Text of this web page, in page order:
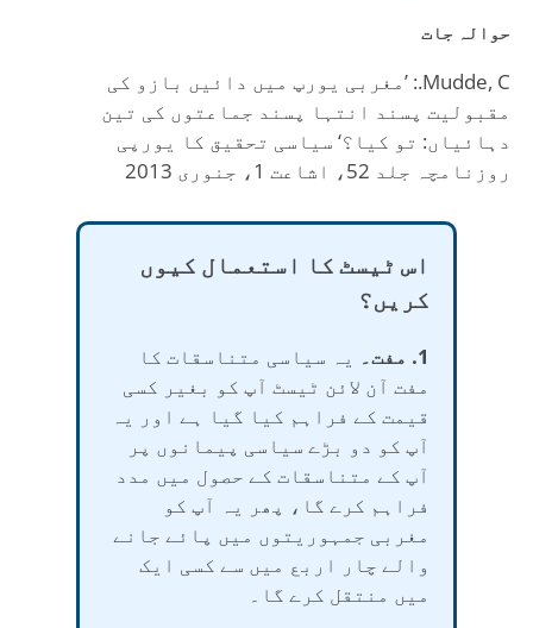
حوالہ جات
Mudde, C.: ’مغربی یورپ میں دائیں بازو کی
مقبولیت پسند انتہا پسند جماعتوں کی تین
دہائیاں: تو کیا؟‘ سیاسی تحقیق کا یورپی
روزنامچہ جلد 52، اشاعت 1، جنوری 2013
اس ٹیسٹ کا استعمال کیوں
کریں؟
1. مفت۔
یہ سیاسی متناسقات کا
مفت آن لائن ٹیسٹ آپ کو بغیر کسی
قیمت کے فراہم کیا گیا ہے اور یہ
آپ کو دو بڑے سیاسی پیمانوں پر
آپ کے متناسقات کے حصول میں مدد
فراہم کرے گا، پھر یہ آپ کو
مغربی جمہوریتوں میں پائے جانے
والے چار اربع میں سے کسی ایک
میں منتقل کرے گا۔